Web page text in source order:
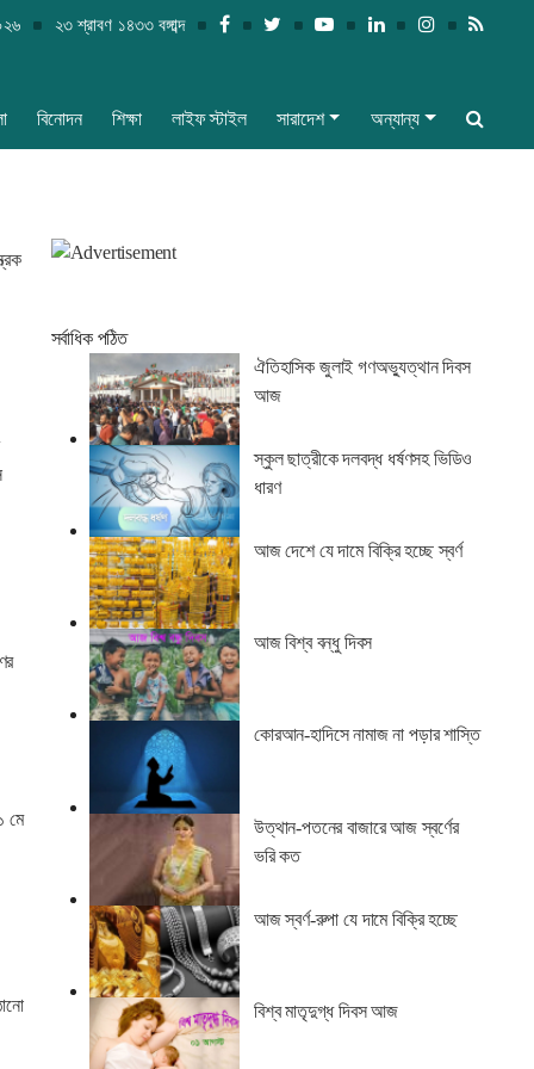
২৩ শ্রাবণ ১৪৩৩ বঙ্গাব্দ
বিনোদন শিক্ষা লাইফ স্টাইল সারাদেশ অন্যান্য
মে
সর্বাধিক পঠিত
ঐতিহাসিক জুলাই গণঅভ্যুত্থান দিবস
আজ
স্কুল ছাত্রীকে দলবদ্ধ ধর্ষণসহ ভিডিও
ধারণ
আজ দেশে যে দামে বিক্রি হচ্ছে স্বর্ণ
আজ বিশ্ব বন্ধু দিবস
কোরআন-হাদিসে নামাজ না পড়ার শাস্তি
উত্থান-পতনের বাজারে আজ স্বর্ণের
ভরি কত
আজ স্বর্ণ-রুপা যে দামে বিক্রি হচ্ছে
বিশ্ব মাতৃদুগ্ধ দিবস আজ